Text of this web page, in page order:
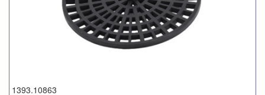
1393.10863